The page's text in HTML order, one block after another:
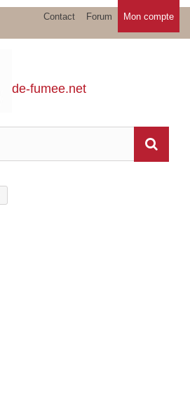
Mon compte
Forum
Contact
de-fumee.net